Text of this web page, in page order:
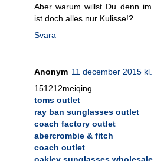
Aber warum willst Du denn
ist doch alles nur Kulisse!?
Svara
Anonym 11 december 2015 kl.
151212meiqing
toms outlet
ray ban sunglasses outlet
coach factory outlet
abercrombie & fitch
coach outlet
oakley sunglasses wholesale